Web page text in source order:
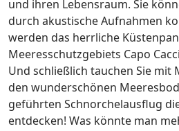
und ihren Lebensraum. Sie
durch akustische Aufnahmen
werden das herrliche
Meeresschutzgebiets Capo
Und schließlich tauchen Sie mit
den wunderschönen
geführten Schnorchelausflug
entdecken! Was könnte man